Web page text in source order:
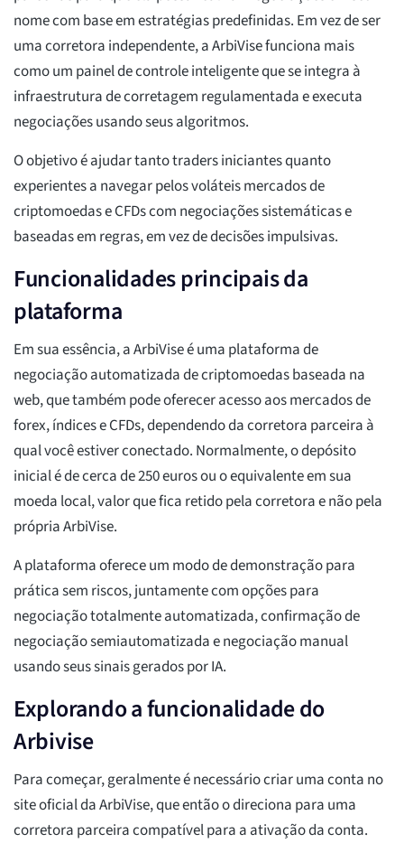
nome com base em estratégias predefinidas. Em vez de ser
uma corretora independente, a ArbiVise funciona mais
como um painel de controle inteligente que se integra à
infraestrutura de corretagem regulamentada e executa
negociações usando seus algoritmos.
O objetivo é ajudar tanto traders iniciantes quanto
experientes a navegar pelos voláteis mercados de
criptomoedas e CFDs com negociações sistemáticas e
baseadas em regras, em vez de decisões impulsivas.
Funcionalidades principais da
plataforma
Em sua essência, a ArbiVise é uma plataforma de
negociação automatizada de criptomoedas baseada na
web, que também pode oferecer acesso aos mercados de
forex, índices e CFDs, dependendo da corretora parceira à
qual você estiver conectado. Normalmente, o depósito
inicial é de cerca de 250 euros ou o equivalente em sua
moeda local, valor que fica retido pela corretora e não pela
própria ArbiVise.
A plataforma oferece um modo de demonstração para
prática sem riscos, juntamente com opções para
negociação totalmente automatizada, confirmação de
negociação semiautomatizada e negociação manual
usando seus sinais gerados por IA.
Explorando a funcionalidade do
Arbivise
Para começar, geralmente é necessário criar uma conta no
site oficial da ArbiVise, que então o direciona para uma
corretora parceira compatível para a ativação da conta.